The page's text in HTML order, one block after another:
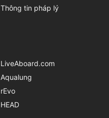
Thông tin pháp lý
LiveAboard.com
Aqualung
rEvo
HEAD